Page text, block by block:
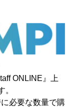
ONLINE』上
。
必要な数量で購